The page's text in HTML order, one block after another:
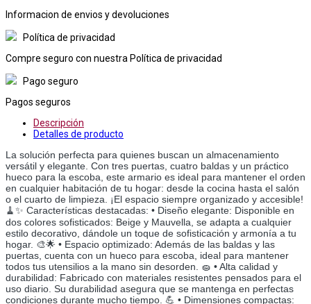
Informacion de envios y devoluciones
Política de privacidad
Compre seguro con nuestra Política de privacidad
Pago seguro
Pagos seguros
Descripción
Detalles de producto
La solución perfecta para quienes buscan un almacenamiento
versátil y elegante. Con tres puertas, cuatro baldas y un práctico
hueco para la escoba, este armario es ideal para mantener el orden
en cualquier habitación de tu hogar: desde la cocina hasta el salón
o el cuarto de limpieza. ¡El espacio siempre organizado y accesible!
🧹✨ Características destacadas: • Diseño elegante: Disponible en
dos colores sofisticados: Beige y Mauvella, se adapta a cualquier
estilo decorativo, dándole un toque de sofisticación y armonía a tu
hogar. 🎨🌟 • Espacio optimizado: Además de las baldas y las
puertas, cuenta con un hueco para escoba, ideal para mantener
todos tus utensilios a la mano sin desorden. 🧽 • Alta calidad y
durabilidad: Fabricado con materiales resistentes pensados para el
uso diario. Su durabilidad asegura que se mantenga en perfectas
condiciones durante mucho tiempo. 💪 • Dimensiones compactas: